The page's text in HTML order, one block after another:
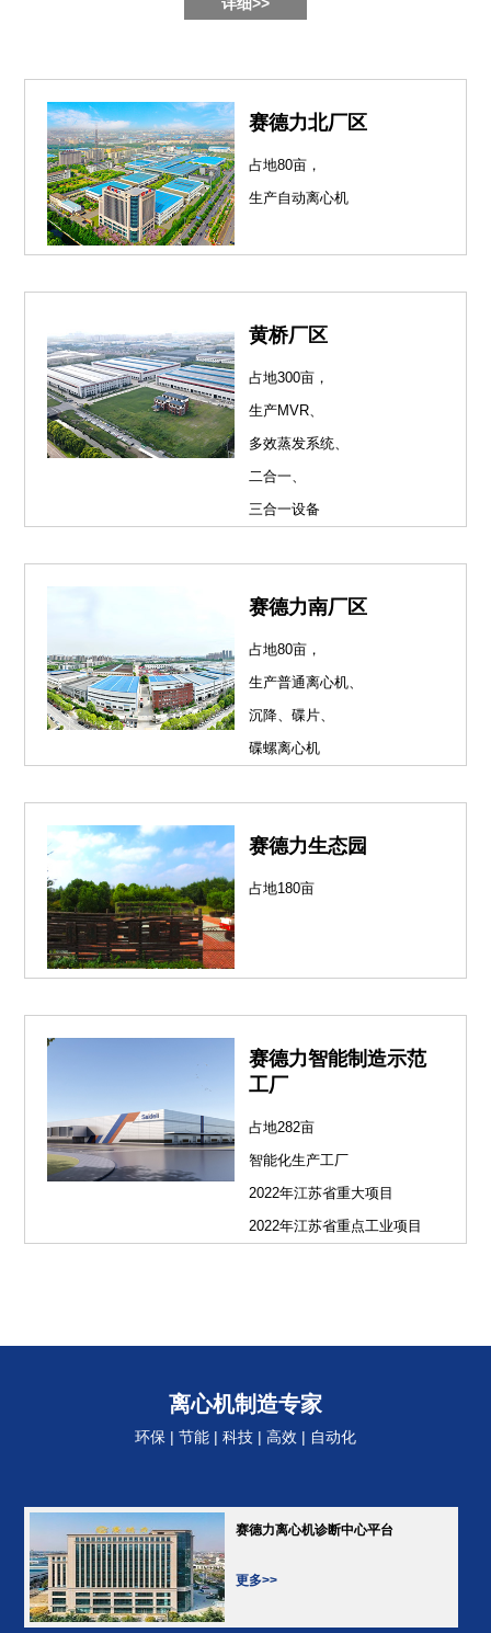
赛德力北厂区
占地80亩，
生产自动离心机
黄桥厂区
占地300亩，
生产MVR、
多效蒸发系统、
二合一、
三合一设备
赛德力南厂区
占地80亩，
生产普通离心机、
沉降、碟片、
碟螺离心机
赛德力生态园
占地180亩
赛德力智能制造示范
工厂
占地282亩
智能化生产工厂
2022年江苏省重大项目
2022年江苏省重点工业项目
离心机制造专家
环保 | 节能 | 科技 | 高效 | 自动化
赛德力离心机诊断中心平台
更多>>